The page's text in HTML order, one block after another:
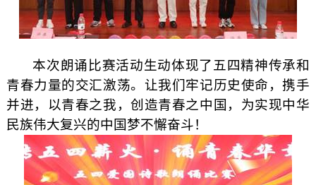
本次朗诵比赛活动生动体现了五四精神传承和
青春力量的交汇激荡。让我们牢记历史使命，携手
并进，以青春之我，创造青春之中国，为实现中华
民族伟大复兴的中国梦不懈奋斗！